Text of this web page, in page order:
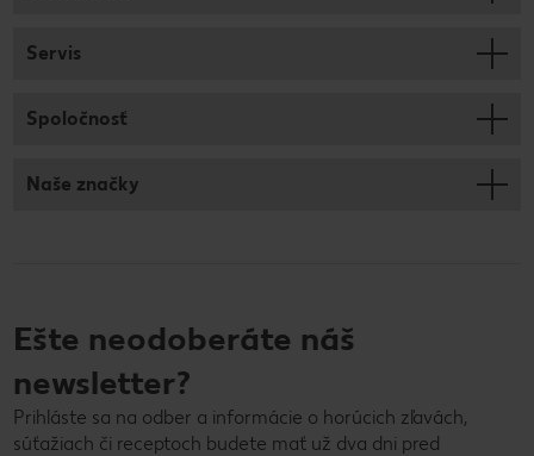
Servis
Spoločnosť
Naše značky
Ešte neodoberáte náš
newsletter?
Prihláste sa na odber a informácie o horúcich zľavách,
súťažiach či receptoch budete mať už dva dni pred